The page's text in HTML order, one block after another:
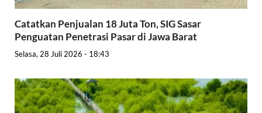
Catatkan Penjualan 18 Juta Ton, SIG Sasar
Penguatan Penetrasi Pasar di Jawa Barat
Selasa, 28 Juli 2026 - 18:43